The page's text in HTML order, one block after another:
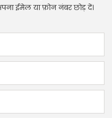
ईमेल या फ़ोन नंबर छोड़ दें।